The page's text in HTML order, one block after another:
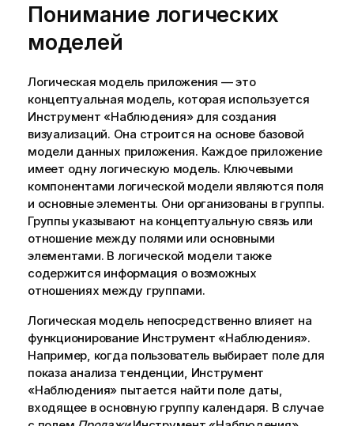
а
н
и
к
и
н
ф
о
р
м
а
ц
и
и
Понимание логических
моделей
Логическая модель приложения — это
концептуальная модель, которая используется
Инструмент «Наблюдения»для создания
визуализаций. Она строится на основе базовой
модели данных приложения. Каждое приложение
имеет одну логическую модель. Ключевыми
компонентами логической модели являются поля
и основные элементы. Они организованы в группы.
Группы указывают на концептуальную связь или
отношение между полями или основными
элементами. В логической модели также
содержится информация о возможных
отношениях между группами.
Логическая модель непосредственно влияет на
функционирование Инструмент «Наблюдения».
Например, когда пользователь выбирает поле для
показа анализа тенденции, Инструмент
«Наблюдения» пытается найти поле даты,
входящее в основную группу календаря. В случае